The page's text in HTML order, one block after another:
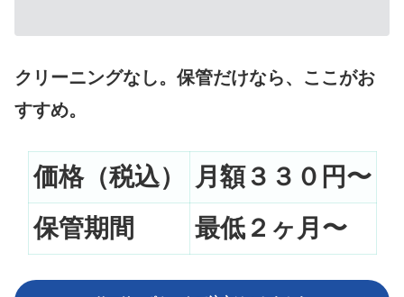
クリーニングなし。保管だけなら、ここがお
すすめ。
価格（税込）
月額３３０円〜
保管期間
最低２ヶ月〜